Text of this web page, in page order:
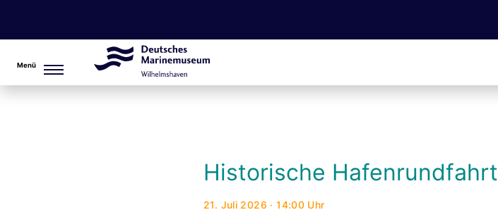
Menü
Historische Hafenrundfahrt
21. Juli 2026 · 14:00 Uhr